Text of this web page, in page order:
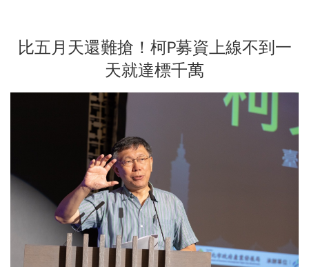
比五月天還難搶！柯P募資上線不到一
天就達標千萬